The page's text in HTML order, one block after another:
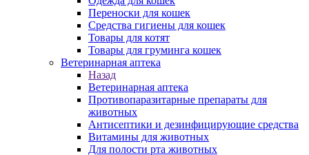
Переноски для кошек
Средства гигиены для кошек
Товары для котят
Товары для груминга кошек
Ветеринарная аптека
Назад
Ветеринарная аптека
Противопаразитарные препараты для
животных
Антисептики и дезинфицирующие средства
Витамины для животных
Для полости рта животных